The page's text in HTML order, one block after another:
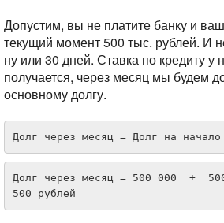
Допустим, вы не платите банку и
текущий момент 500 тыс. рублей. И
ну или 30 дней. Ставка по кредиту у
получается, через месяц мы будем
основному долгу.
Долг через месяц = Долг на
Долг через месяц = 500 000  +
500 рублей